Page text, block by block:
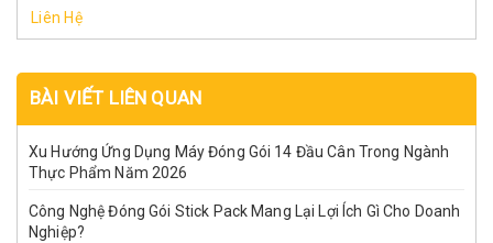
Liên Hệ
BÀI VIẾT LIÊN QUAN
Xu Hướng Ứng Dụng Máy Đóng Gói 14 Đầu Cân Trong Ngành
Thực Phẩm Năm 2026
Công Nghệ Đóng Gói Stick Pack Mang Lại Lợi Ích Gì Cho Doanh
Nghiệp?